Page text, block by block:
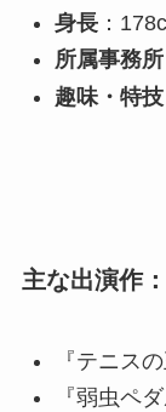
身長：
所属事務所
趣味・特技
主な出演作：
『テニス
『弱虫ペ